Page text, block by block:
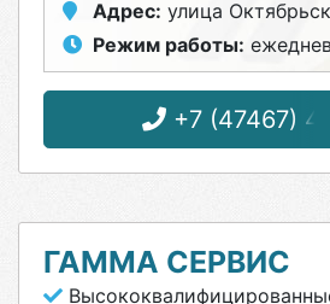
Адрес: улица
Режим работы:
+7 (47467) 4-
ГАММА СЕРВИС